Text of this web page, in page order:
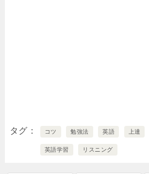
タグ コツ 勉強法 英語 上達
英語学習 リスニング